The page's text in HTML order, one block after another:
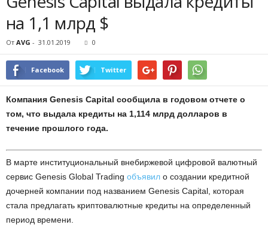
на 1,1 млрд $
От AVG - 31.01.2019 0
Facebook Twitter
Компания Genesis Capital сообщила в годовом отчете о
том, что выдала кредиты на 1,114 млрд долларов в
течение прошлого года.
В марте институциональный внебиржевой цифровой валютный
сервис Genesis Global Trading объявил о создании кредитной
дочерней компании под названием Genesis Capital, которая
стала предлагать криптовалютные кредиты на определенный
период времени.